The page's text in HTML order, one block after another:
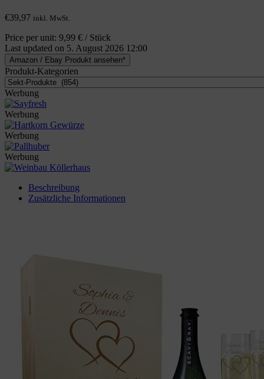
€39,97 inkl. MwSt.
Price per unit: 9,99 € / Stück
Last updated on 5. August 2026 12:00
Amazon / Ebay Produkt ansehen*
Produkt-Kategorien
Werbung
Werbung
Werbung
Werbung
Beschreibung
Zusätzliche Informationen